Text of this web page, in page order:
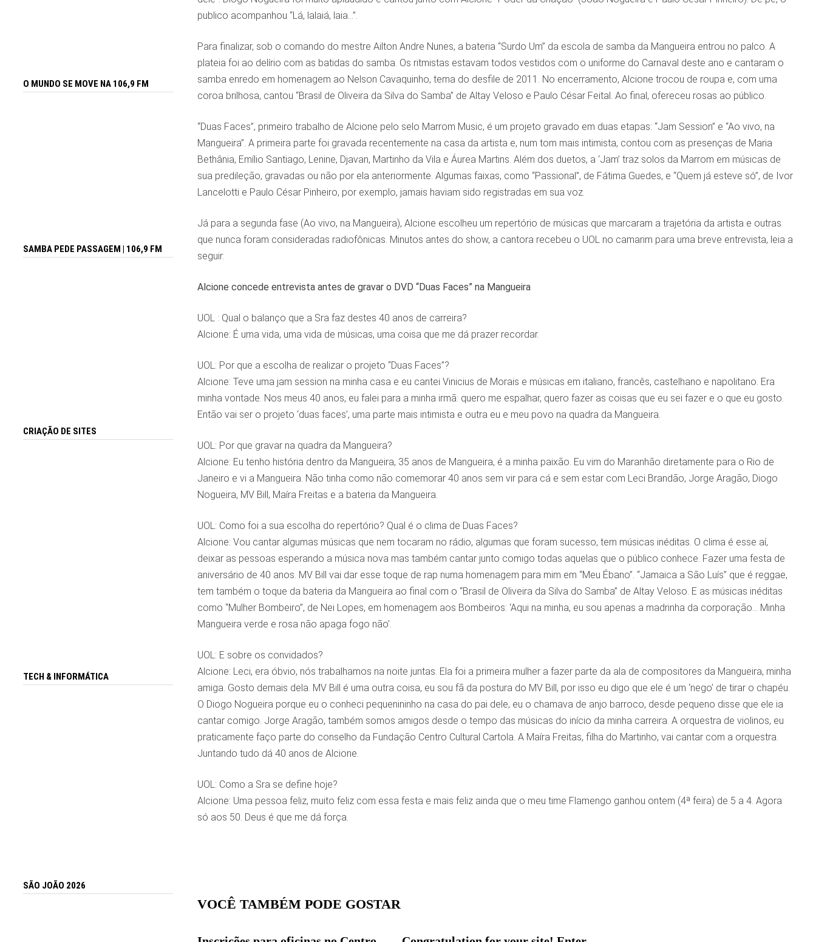
publico acompanhou “Lá, lalaiá, laia…”.
Para finalizar, sob o comando do mestre Ailton Andre Nunes, a bateria “Surdo Um” da escola de samba da Mangueira entrou no palco. A
plateia foi ao delírio com as batidas do samba. Os ritmistas estavam todos vestidos com o uniforme do Carnaval deste ano e cantaram o
samba enredo em homenagem ao Nelson Cavaquinho, tema do desfile de 2011. No encerramento, Alcione trocou de roupa e, com uma
coroa brilhosa, cantou “Brasil de Oliveira da Silva do Samba” de Altay Veloso e Paulo César Feital. Ao final, ofereceu rosas ao público.
“Duas Faces”, primeiro trabalho de Alcione pelo selo Marrom Music, é um projeto gravado em duas etapas: “Jam Session” e “Ao vivo, na
Mangueira”. A primeira parte foi gravada recentemente na casa da artista e, num tom mais intimista, contou com as presenças de Maria
Bethânia, Emílio Santiago, Lenine, Djavan, Martinho da Vila e Áurea Martins. Além dos duetos, a ‘Jam’ traz solos da Marrom em músicas de
sua predileção, gravadas ou não por ela anteriormente. Algumas faixas, como “Passional”, de Fátima Guedes, e “Quem já esteve só”, de Ivor
Lancelotti e Paulo César Pinheiro, por exemplo, jamais haviam sido registradas em sua voz.
Já para a segunda fase (Ao vivo, na Mangueira), Alcione escolheu um repertório de músicas que marcaram a trajetória da artista e outras
que nunca foram consideradas radiofônicas. Minutos antes do show, a cantora recebeu o UOL no camarim para uma breve entrevista, leia a
seguir:
Alcione concede entrevista antes de gravar o DVD “Duas Faces” na Mangueira
UOL : Qual o balanço que a Sra faz destes 40 anos de carreira?
Alcione: É uma vida, uma vida de músicas, uma coisa que me dá prazer recordar.
UOL: Por que a escolha de realizar o projeto “Duas Faces”?
Alcione: Teve uma jam session na minha casa e eu cantei Vinicius de Morais e músicas em italiano, francês, castelhano e napolitano. Era
minha vontade. Nos meus 40 anos, eu falei para a minha irmã: quero me espalhar, quero fazer as coisas que eu sei fazer e o que eu gosto.
Então vai ser o projeto ‘duas faces’, uma parte mais intimista e outra eu e meu povo na quadra da Mangueira.
UOL: Por que gravar na quadra da Mangueira?
Alcione: Eu tenho história dentro da Mangueira, 35 anos de Mangueira, é a minha paixão. Eu vim do Maranhão diretamente para o Rio de
Janeiro e vi a Mangueira. Não tinha como não comemorar 40 anos sem vir para cá e sem estar com Leci Brandão, Jorge Aragão, Diogo
Nogueira, MV Bill, Maíra Freitas e a bateria da Mangueira.
UOL: Como foi a sua escolha do repertório? Qual é o clima de Duas Faces?
Alcione: Vou cantar algumas músicas que nem tocaram no rádio, algumas que foram sucesso, tem músicas inéditas. O clima é esse aí,
deixar as pessoas esperando a música nova mas também cantar junto comigo todas aquelas que o público conhece. Fazer uma festa de
aniversário de 40 anos. MV Bill vai dar esse toque de rap numa homenagem para mim em “Meu Ébano”. “Jamaica a São Luís” que é reggae,
tem também o toque da bateria da Mangueira ao final com o “Brasil de Oliveira da Silva do Samba” de Altay Veloso. E as músicas inéditas
como “Mulher Bombeiro”, de Nei Lopes, em homenagem aos Bombeiros: ‘Aqui na minha, eu sou apenas a madrinha da corporação… Minha
Mangueira verde e rosa não apaga fogo não’.
UOL: E sobre os convidados?
Alcione: Leci, era óbvio, nós trabalhamos na noite juntas. Ela foi a primeira mulher a fazer parte da ala de compositores da Mangueira, minha
amiga. Gosto demais dela. MV Bill é uma outra coisa, eu sou fã da postura do MV Bill, por isso eu digo que ele é um ‘nego’ de tirar o chapéu.
O Diogo Nogueira porque eu o conheci pequenininho na casa do pai dele, eu o chamava de anjo barroco, desde pequeno disse que ele ia
cantar comigo. Jorge Aragão, também somos amigos desde o tempo das músicas do início da minha carreira. A orquestra de violinos, eu
praticamente faço parte do conselho da Fundação Centro Cultural Cartola. A Maíra Freitas, filha do Martinho, vai cantar com a orquestra.
Juntando tudo dá 40 anos de Alcione.
UOL: Como a Sra se define hoje?
Alcione: Uma pessoa feliz, muito feliz com essa festa e mais feliz ainda que o meu time Flamengo ganhou ontem (4ª feira) de 5 a 4. Agora
só aos 50. Deus é que me dá força.
VOCÊ TAMBÉM PODE GOSTAR
O MUNDO SE MOVE NA 106,9 FM
SAMBA PEDE PASSAGEM | 106,9 FM
CRIAÇÃO DE SITES
TECH & INFORMÁTICA
SÃO JOÃO 2026